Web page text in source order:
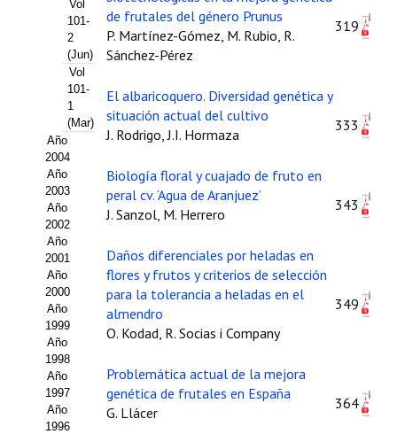
BUSCADOR
Vol
101-
2
(Jun)
Vol
101-
1
(Mar)
Año
2004
Año
2003
Año
2002
Año
2001
Año
2000
Año
1999
Año
1998
Año
1997
Año
1996
de frutales del género Prunus
P. Martínez-Gómez, M. Rubio, R.
Sánchez-Pérez
319
El albaricoquero. Diversidad genética y
situación actual del cultivo
J. Rodrigo, J.I. Hormaza
333
Biología floral y cuajado de fruto en
peral cv. ‘Agua de Aranjuez’
J. Sanzol, M. Herrero
343
Daños diferenciales por heladas en
flores y frutos y criterios de selección
para la tolerancia a heladas en el
almendro
O. Kodad, R. Socias i Company
349
Problemática actual de la mejora
genética de frutales en España
G. Llácer
364